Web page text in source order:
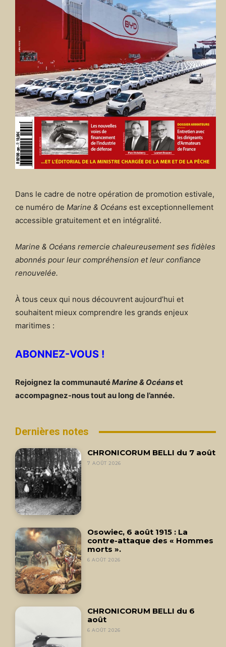
Dans le cadre de notre opération de promotion estivale,
ce numéro de Marine & Océans est exceptionnellement
accessible gratuitement et en intégralité.
Marine & Océans remercie chaleureusement ses fidèles
abonnés pour leur compréhension et leur confiance
renouvelée.
À tous ceux qui nous découvrent aujourd’hui et
souhaitent mieux comprendre les grands enjeux
maritimes :
ABONNEZ-VOUS !
Rejoignez la communautéMarine & Océanset
accompagnez-nous tout au long de l’année.
Dernières notes
CHRONICORUM BELLI du 7 août
7 AOÛT 2026
Osowiec, 6 août 1915 : La
contre-attaque des « Hommes
morts ».
6 AOÛT 2026
CHRONICORUM BELLI du 6
août
6 AOÛT 2026